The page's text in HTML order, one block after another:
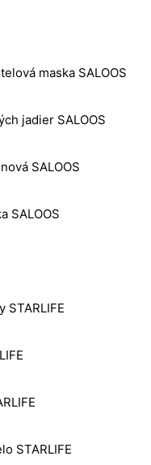
maska SALOOS
jadier SALOOS
SALOOS
SALOOS
STARLIFE
STARLIFE